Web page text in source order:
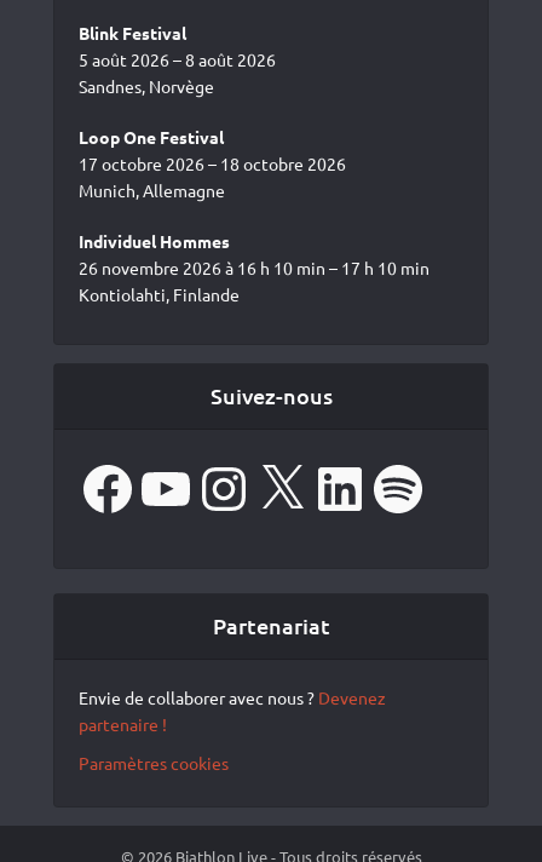
Blink Festival
5 août 2026 – 8 août 2026
Sandnes, Norvège
Loop One Festival
17 octobre 2026 – 18 octobre 2026
Munich, Allemagne
Individuel Hommes
26 novembre 2026 à 16 h 10 min – 17 h 10 min
Kontiolahti, Finlande
Suivez-nous
FacebookYouTube Instagram LinkedIn Spotify
Partenariat
Envie de collaborer avec nous ? Devenez
partenaire !
Paramètres cookies
© 2026 Biathlon Live - Tous droits réservés